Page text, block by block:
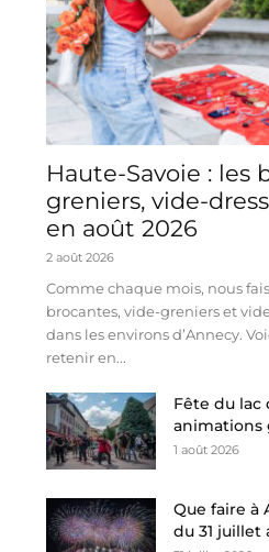
Haute-Savoie : les
greniers, vide-
en août 2026
2 août 2026
Comme chaque mois, nous
brocantes, vide-greniers et
dans les environs d’Annecy.
retenir en...
Fête du lac
animations
1 août 2026
Que faire à
du 31 juillet